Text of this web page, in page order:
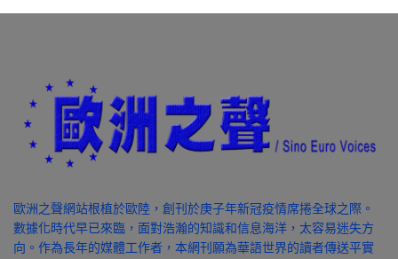
歐洲之聲網站根植於歐陸，創刊於庚子年新冠疫情席捲全球之際。
數據化時代早已來臨，面對浩瀚的知識和信息海洋，太容易迷失方
向。作為長年的媒體工作者，本網刊願為華語世界的讀者傳送平實